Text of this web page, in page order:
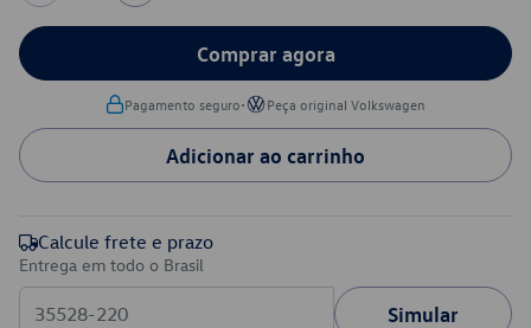
Comprar agora
Pagamento seguro• Peça original Volkswagen
Adicionar ao carrinho
Calcule frete e prazo
Entrega em todo o Brasil
Simular